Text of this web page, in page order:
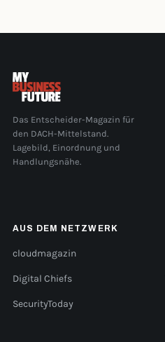
Das Entscheider-Magazin für
den DACH-Mittelstand.
Lagebild, Einordnung und
Handlungsnähe.
AUS DEM NETZWERK
cloudmagazin
Digital Chiefs
SecurityToday